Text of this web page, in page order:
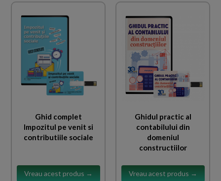
Ghid complet
Impozitul pe venit si
contributiile sociale
Vreau acest produs →
Ghidul practic al
contabilului din
domeniul
constructiilor
Vreau acest produs →